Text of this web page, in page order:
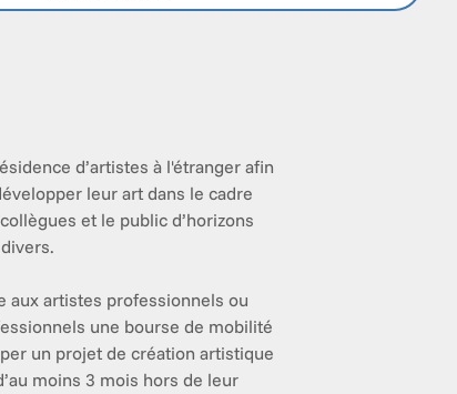
d’artistes à l'étranger afin
leur art dans le cadre
et le public d’horizons
aux artistes professionnels ou
une bourse de mobilité
un projet de création artistique
moins 3 mois hors de leur